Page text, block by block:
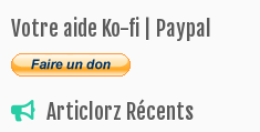
Votre aide Ko-fi | Paypal
Articlorz Récents